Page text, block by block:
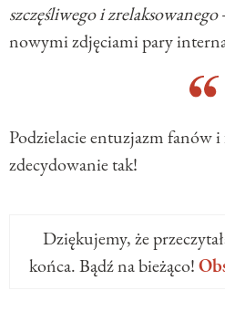
szczęśliwego i zrelaksowanego
nowymi zdjęciami pary
Podzielacie entuzjazm fanów
zdecydowanie tak!
Dziękujemy, że
końca. Bądź na bieżąco!